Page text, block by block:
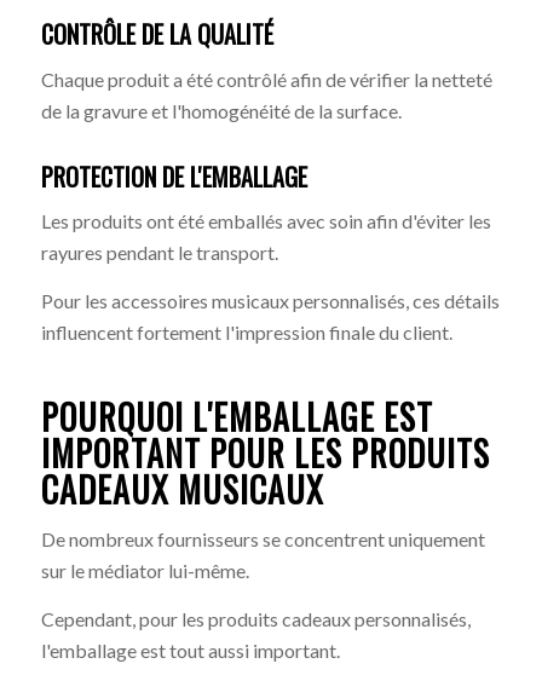
CONTRÔLE DE LA QUALITÉ
Chaque produit a été contrôlé afin de vérifier la netteté
de la gravure et l'homogénéité de la surface.
PROTECTION DE L'EMBALLAGE
Les produits ont été emballés avec soin afin d'éviter les
rayures pendant le transport.
Pour les accessoires musicaux personnalisés, ces détails
influencent fortement l'impression finale du client.
POURQUOI L'EMBALLAGE EST
IMPORTANT POUR LES PRODUITS
CADEAUX MUSICAUX
De nombreux fournisseurs se concentrent uniquement
sur le médiator lui-même.
Cependant, pour les produits cadeaux personnalisés,
l'emballage est tout aussi important.